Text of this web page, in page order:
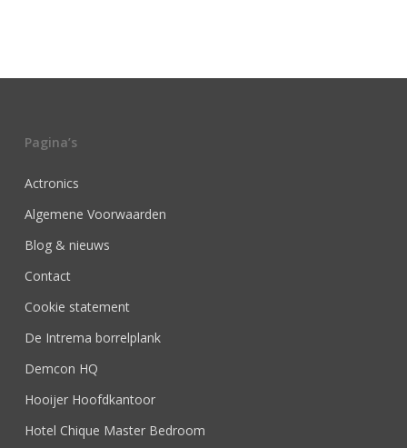
Pagina’s
Actronics
Algemene Voorwaarden
Blog & nieuws
Contact
Cookie statement
De Intrema borrelplank
Demcon HQ
Hooijer Hoofdkantoor
Hotel Chique Master Bedroom